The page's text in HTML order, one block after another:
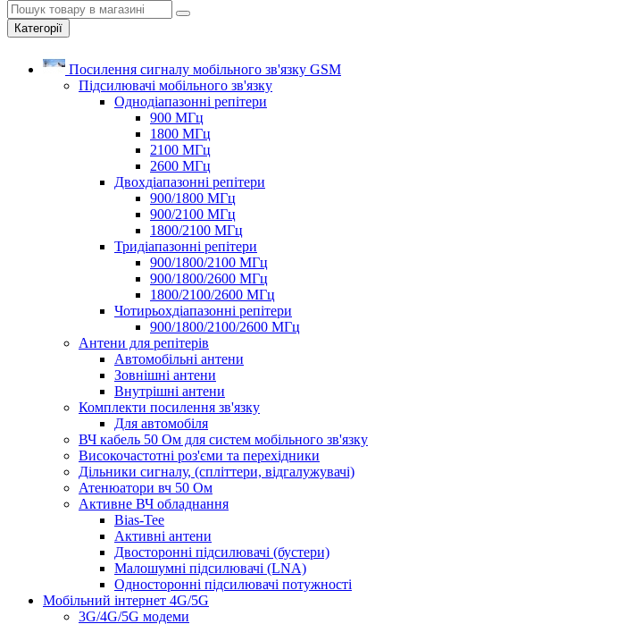
Категорії
Посилення сигналу мобільного зв'язку GSM
Підсилювачі мобільного зв'язку
Однодіапазонні репітери
900 МГц
1800 МГц
2100 МГц
2600 МГц
Двохдіапазонні репітери
900/1800 МГц
900/2100 МГц
1800/2100 МГц
Тридіапазонні репітери
900/1800/2100 МГц
900/1800/2600 МГц
1800/2100/2600 МГц
Чотирьохдіапазонні репітери
900/1800/2100/2600 МГц
Антени для репітерів
Автомобільні антени
Зовнішні антени
Внутрішні антени
Комплекти посилення зв'язку
Для автомобіля
ВЧ кабель 50 Ом для систем мобільного зв'язку
Високочастотні роз'єми та перехідники
Дільники сигналу, (спліттери, відгалужувачі)
Атенюатори вч 50 Ом
Активне ВЧ обладнання
Bias-Tee
Активні антени
Двосторонні підсилювачі (бустери)
Малошумні підсилювачі (LNA)
Односторонні підсилювачі потужності
Мобільний інтернет 4G/5G
3G/4G/5G модеми